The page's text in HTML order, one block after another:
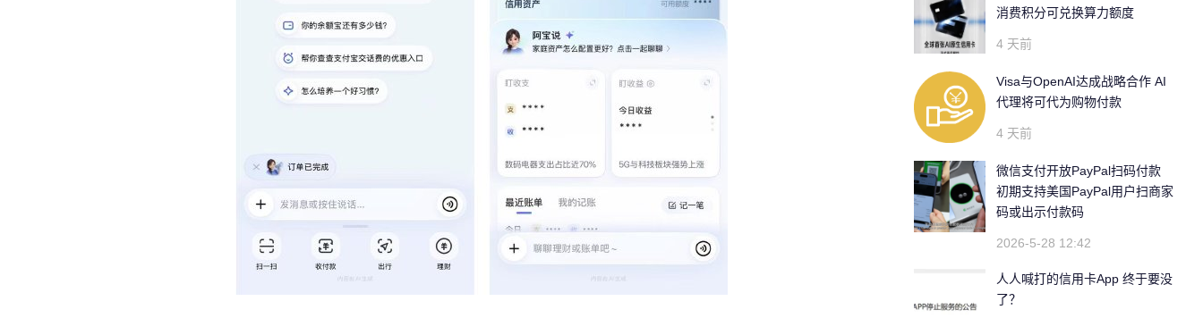
消费积分可兑换算力额度
4 天前
Visa与OpenAI达成战略合作 AI
代理将可代为购物付款
4 天前
微信支付开放PayPal扫码付款
初期支持美国PayPal用户扫商家
码或出示付款码
2026-5-28 12:42
人人喊打的信用卡App 终于要没
了？